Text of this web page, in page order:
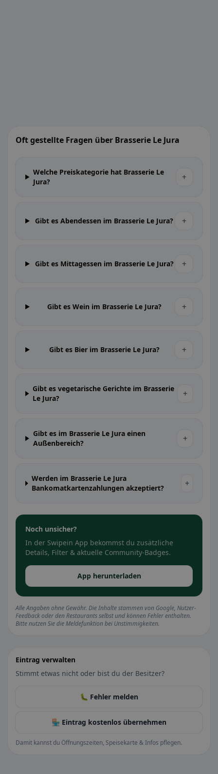
Oft gestellte Fragen über Brasserie Le Jura
Welche Preiskategorie hat Brasserie Le
Jura?
+
Gibt es Abendessen im Brasserie Le Jura? +
Gibt es Mittagessen im Brasserie Le Jura? +
Gibt es Wein im Brasserie Le Jura? +
Gibt es Bier im Brasserie Le Jura? +
Gibt es vegetarische Gerichte im Brasserie
Le Jura?
+
Gibt es im Brasserie Le Jura einen
Außenbereich?
+
Werden im Brasserie Le Jura
Bankomatkartenzahlungen akzeptiert?
+
Noch unsicher?
In der Swipein App bekommst du zusätzliche
Details, Filter & aktuelle Community-Badges.
App herunterladen
Alle Angaben ohne Gewähr. Die Inhalte stammen von Google, Nutzer-
Feedback oder den Restaurants selbst und können Fehler enthalten.
Bitte nutzen Sie die Meldefunktion bei Unstimmigkeiten.
Eintrag verwalten
Stimmt etwas nicht oder bist du der Besitzer?
🐛 Fehler melden
🏪 Eintrag kostenlos übernehmen
Damit kannst du Öffnungszeiten, Speisekarte & Infos pflegen.